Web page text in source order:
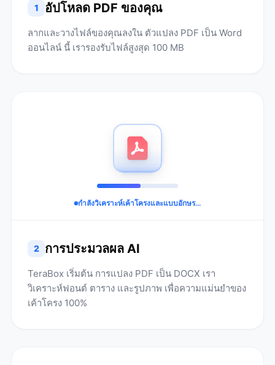
1 อัปโหลด PDF ของคุณ
ลากและวางไฟล์ของคุณลงใน ตัวแปลง PDF เป็น Word
ออนไลน์ นี้ เรารองรับไฟล์สูงสุด 100 MB
กำลังวิเคราะห์เค้าโครงและแบบอักษร...
2 การประมวลผล AI
TeraBox เริ่มต้น การแปลง PDF เป็น DOCX เรา
วิเคราะห์ฟอนต์ ตาราง และรูปภาพ เพื่อความแม่นยำของ
เค้าโครง 100%